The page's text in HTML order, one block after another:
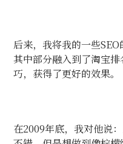
后来，我将我的一些SEO
其中部分融入到了淘宝
巧，获得了更好的效果。
在2009年底，我对他说